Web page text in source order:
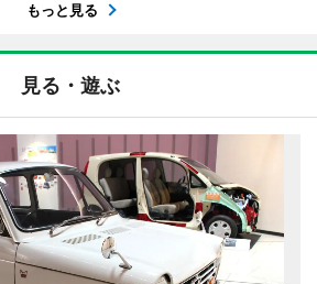
もっと見る
見る・遊ぶ